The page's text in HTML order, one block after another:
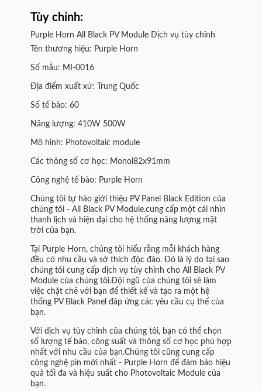
Tùy chỉnh:
Purple Horn All Black PV Module Dịch vụ tùy chỉnh
Tên thương hiệu: Purple Horn
Số mẫu: MI-0016
Địa điểm xuất xứ: Trung Quốc
Số tế bào: 60
Năng lượng: 410W 500W
Mô hình: Photovoltaic module
Các thông số cơ học: Monol82x91mm
Công nghệ tế bào: Purple Horn
Chúng tôi tự hào giới thiệu PV Panel Black Edition của
chúng tôi - All Black PV Module.cung cấp một cái nhìn
thanh lịch và hiện đại cho hệ thống năng lượng mặt
trời của bạn.
Tại Purple Horn, chúng tôi hiểu rằng mỗi khách hàng
đều có nhu cầu và sở thích độc đáo. Đó là lý do tại sao
chúng tôi cung cấp dịch vụ tùy chỉnh cho All Black PV
Module của chúng tôi.Đội ngũ của chúng tôi sẽ làm
việc chặt chẽ với bạn để thiết kế và tạo ra một hệ
thống PV Black Panel đáp ứng các yêu cầu cụ thể của
bạn.
Với dịch vụ tùy chỉnh của chúng tôi, bạn có thể chọn
số lượng tế bào, công suất và thông số cơ học phù hợp
nhất với nhu cầu của bạn.Chúng tôi cũng cung cấp
công nghệ pin mới nhất - Purple Horn để đảm bảo hiệu
quả tối đa và hiệu suất cho Photovoltaic Module của
bạn.